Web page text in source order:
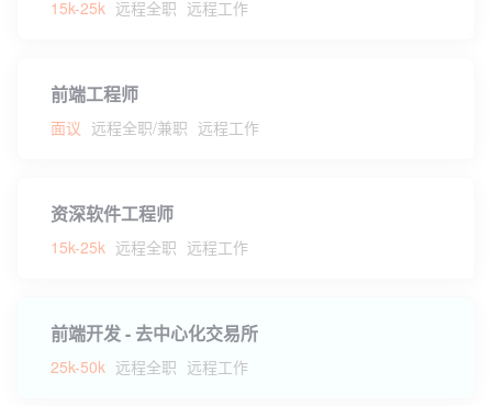
15k-25k 远程全职 远程工作
前端工程师
面议 远程全职/兼职 远程工作
资深软件工程师
15k-25k 远程全职 远程工作
前端开发 - 去中心化交易所
25k-50k 远程全职 远程工作